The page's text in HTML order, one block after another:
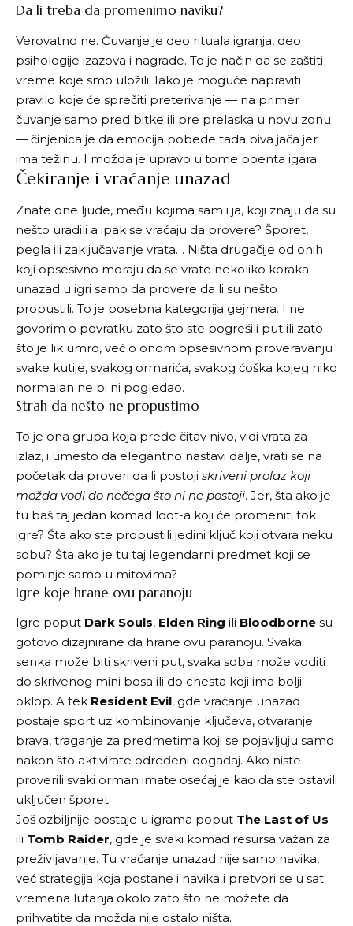
Da li treba da promenimo naviku?
Verovatno ne. Čuvanje je deo rituala igranja, deo
psihologije izazova i nagrade. To je način da se zaštiti
vreme koje smo uložili. Iako je moguće napraviti
pravilo koje će sprečiti preterivanje — na primer
čuvanje samo pred bitke ili pre prelaska u novu zonu
— činjenica je da emocija pobede tada biva jača jer
ima težinu. I možda je upravo u tome poenta igara.
Čekiranje i vraćanje unazad
Znate one ljude, među kojima sam i ja, koji znaju da su
nešto uradili a ipak se vraćaju da provere? Šporet,
pegla ili zaključavanje vrata… Ništa drugačije od onih
koji opsesivno moraju da se vrate nekoliko koraka
unazad u igri samo da provere da li su nešto
propustili. To je posebna kategorija gejmera. I ne
govorim o povratku zato što ste pogrešili put ili zato
što je lik umro, već o onom opsesivnom proveravanju
svake kutije, svakog ormarića, svakog ćoška kojeg niko
normalan ne bi ni pogledao.
Strah da nešto ne propustimo
To je ona grupa koja pređe čitav nivo, vidi vrata za
izlaz, i umesto da elegantno nastavi dalje, vrati se na
početak da proveri da li postoji skriveni prolaz koji
možda vodi do nečega što ni ne postoji. Jer, šta ako je
tu baš taj jedan komad loot-a koji će promeniti tok
igre? Šta ako ste propustili jedini ključ koji otvara neku
sobu? Šta ako je tu taj legendarni predmet koji se
pominje samo u mitovima?
Igre koje hrane ovu paranoju
Igrе poput Dark Souls, Elden Ring ili Bloodborne su
gotovo dizajnirane da hrane ovu paranoju. Svaka
senka može biti skriveni put, svaka soba može voditi
do skrivenog mini bosa ili do chesta koji ima bolji
oklop. A tek Resident Evil, gde vraćanje unazad
postaje sport uz kombinovanje ključeva, otvaranje
brava, traganje za predmetima koji se pojavljuju samo
nakon što aktivirate određeni događaj. Ako niste
proverili svaki orman imate osećaj je kao da ste ostavili
uključen šporet.
Još ozbiljnije postaje u igrama poput The Last of Us
ili Tomb Raider, gde je svaki komad resursa važan za
preživljavanje. Tu vraćanje unazad nije samo navika,
već strategija koja postane i navika i pretvori se u sat
vremena lutanja okolo zato što ne možete da
prihvatite da možda nije ostalo ništa.